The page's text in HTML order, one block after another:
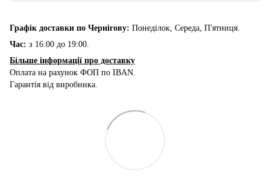
Графік доставки по Чернігову: Понеділок, Середа, П'ятниця.
Час: з 16:00 до 19:00.
Більше інформації про доставку
Оплата на рахунок ФОП по IBAN.
Гарантія від виробника.